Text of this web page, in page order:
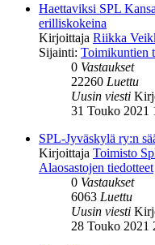
Haettaviksi SPL
erilliskokeina
Kirjoittaja Riikka
Sijainti: Toimikuntien
0 Vastaukset
22260 Luettu
Uusin viesti
31 Touko 2021
SPL-Jyväskylä ry:n
Kirjoittaja Toimisto
Alaosastojen tiedotteet
0 Vastaukset
6063 Luettu
Uusin viesti
28 Touko 2021